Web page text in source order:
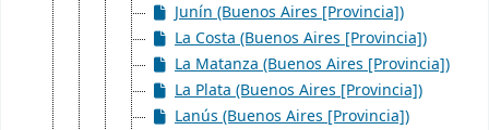
Junín (Buenos Aires [Provincia])
La Costa (Buenos Aires [Provincia])
La Matanza (Buenos Aires [Provincia])
La Plata (Buenos Aires [Provincia])
Lanús (Buenos Aires [Provincia])